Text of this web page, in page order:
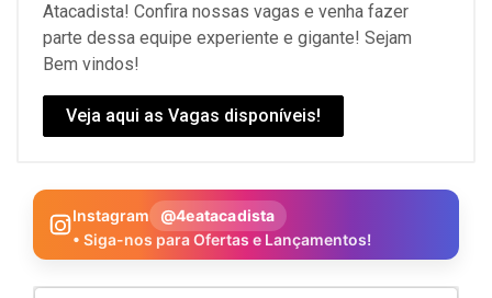
Atacadista! Confira nossas vagas e venha fazer
parte dessa equipe experiente e gigante! Sejam
Bem vindos!
Veja aqui as Vagas disponíveis!
Instagram
@4eatacadista
• Siga-nos para Ofertas e Lançamentos!